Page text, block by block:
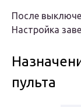
После
Настройка
пульта